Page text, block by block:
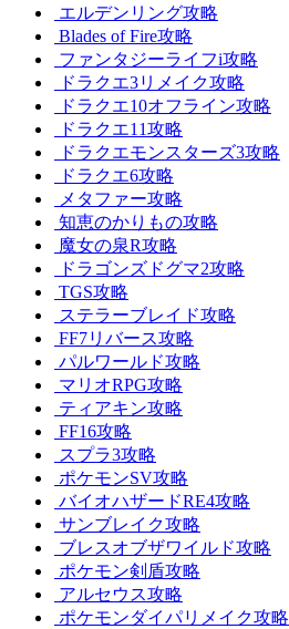
エルデンリング攻略
Blades of Fire攻略
ファンタジーライフi攻略
ドラクエ3リメイク攻略
ドラクエ10オフライン攻略
ドラクエ11攻略
ドラクエモンスターズ3攻略
ドラクエ6攻略
メタファー攻略
知恵のかりもの攻略
魔女の泉R攻略
ドラゴンズドグマ2攻略
TGS攻略
ステラーブレイド攻略
FF7リバース攻略
パルワールド攻略
マリオRPG攻略
ティアキン攻略
FF16攻略
スプラ3攻略
ポケモンSV攻略
バイオハザードRE4攻略
サンブレイク攻略
ブレスオブザワイルド攻略
ポケモン剣盾攻略
アルセウス攻略
ポケモンダイパリメイク攻略